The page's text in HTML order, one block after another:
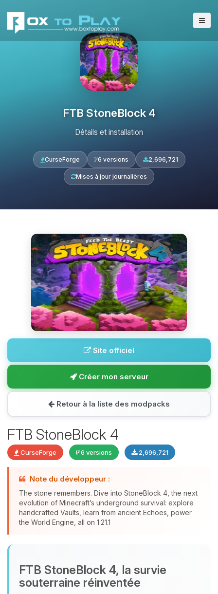
FTB StoneBlock 4
Détails et installation
CurseForge 6 versions 2,696,721
Mises à jour journalières
Site officiel
Créer mon serveur
Retour à la liste des modpacks
FTB StoneBlock 4
CurseForge 6 versions 2,696,721
Note du développeur :
The stone remembers. Dive into StoneBlock 4, the next
evolution of Minecraft’s underground survival: explore
handcrafted Vaults, learn from ancient Echoes, power
the World Engine, all on 1.21.1
FTB StoneBlock 4, la survie
souterraine réinventée
Youpi, enfin quelqu’un pour me
parler ! Moi c’est Choupy, ton petit
08/08/2026 à 05:50